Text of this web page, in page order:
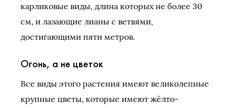
карликовые виды, длина которых не более 30
см, и лазающие лианы с ветвями,
достигающими пяти метров.
Огонь, а не цветок
Все виды этого растения имеют великолепные
крупные цветы, которые имеют жёлто-